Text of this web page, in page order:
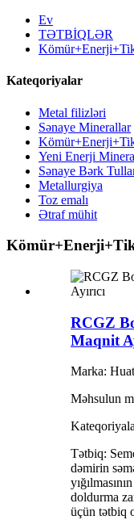
Ev
TƏTBİQLƏR
Kateqoriyalar
Metal filizləri
Sənaye Minerallar
Yeni Enerji
Sənaye Bərk
Metallurgiya
Toz emalı
Ətraf mühit
RCGZ
Maqnit
Marka:
Məhsulun
Tətbiq:
dəmirin
doldurma
üçün tətbiq